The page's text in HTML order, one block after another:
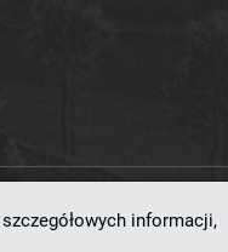
Sieciowe
informacji,